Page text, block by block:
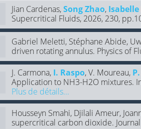
Jian Cardenas,Song Zhao, Isabelle
Supercritical Fluids, 2026, 230,
Gabriel Meletti, Stéphane Abide,
driven rotating annulus. Physics of
J. Carmona, I. Raspo, V. Moureau,
Application to NH3-H2O mixtures.
Plus de détails...
Housseyn Smahi, Djilali Ameur,
supercritical carbon dioxide.